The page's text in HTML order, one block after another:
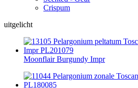
Crispum
uitgelicht
Moonflair Burgundy Impr